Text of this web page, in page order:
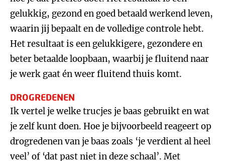
gelukkig, gezond en goed betaald werkend leven,
waarin jij bepaalt en de volledige controle hebt.
Het resultaat is een gelukkigere, gezondere en
beter betaalde loopbaan, waarbij je fluitend naar
je werk gaat én weer fluitend thuis komt.
DROGREDENEN
Ik vertel je welke trucjes je baas gebruikt en wat
je zelf kunt doen. Hoe je bijvoorbeeld reageert op
drogredenen van je baas zoals ‘je verdient al heel
veel’ of ‘dat past niet in deze schaal’. Met